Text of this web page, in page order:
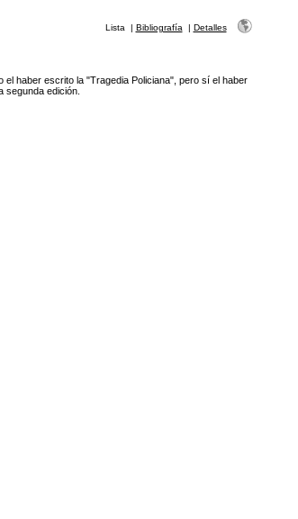
Lista | Bibliografía | Detalles
el haber escrito la "Tragedia Policiana", pero sí el haber
segunda edición.